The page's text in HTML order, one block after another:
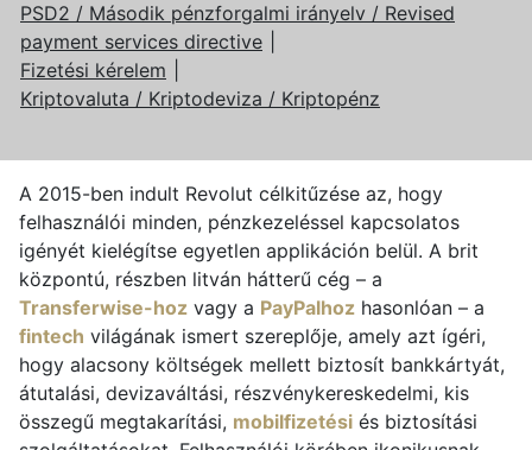
PSD2 / Második pénzforgalmi irányelv / Revised
payment services directive
Fizetési kérelem
Kriptovaluta / Kriptodeviza / Kriptopénz
A 2015-ben indult Revolut célkitűzése az, hogy
felhasználói minden, pénzkezeléssel kapcsolatos
igényét kielégítse egyetlen applikáción belül. A brit
központú, részben litván hátterű cég – a
Transferwise-hoz vagy a PayPalhoz hasonlóan – a
fintech világának ismert szereplője, amely azt ígéri,
hogy alacsony költségek mellett biztosít bankkártyát,
átutalási, devizaváltási, részvénykereskedelmi, kis
összegű megtakarítási, mobilfizetési és biztosítási